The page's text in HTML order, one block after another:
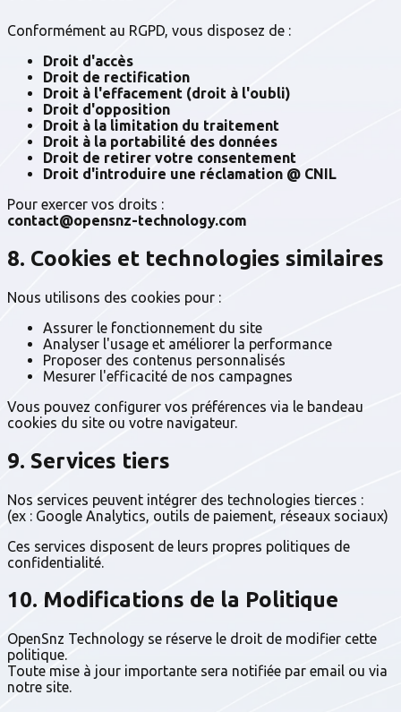
Conformément au RGPD, vous disposez de :
Droit d'accès
Droit de rectification
Droit à l'effacement (droit à l'oubli)
Droit d'opposition
Droit à la limitation du traitement
Droit à la portabilité des données
Droit de retirer votre consentement
Droit d'introduire une réclamation @ CNIL
Pour exercer vos droits :
contact@opensnz-technology.com
8. Cookies et technologies similaires
Nous utilisons des cookies pour :
Assurer le fonctionnement du site
Analyser l'usage et améliorer la performance
Proposer des contenus personnalisés
Mesurer l'efficacité de nos campagnes
Vous pouvez configurer vos préférences via le bandeau
cookies du site ou votre navigateur.
9. Services tiers
Nos services peuvent intégrer des technologies tierces :
(ex : Google Analytics, outils de paiement, réseaux sociaux)
Ces services disposent de leurs propres politiques de
confidentialité.
10. Modifications de la Politique
OpenSnz Technology se réserve le droit de modifier cette
politique.
Toute mise à jour importante sera notifiée par email ou via
notre site.